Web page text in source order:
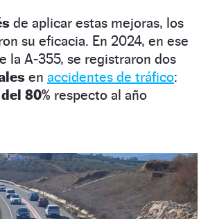
de aplicar estas mejoras, los
su eficacia. En 2024, en ese
la A-355, se registraron dos
en accidentes de tráfico:
80% respecto al año